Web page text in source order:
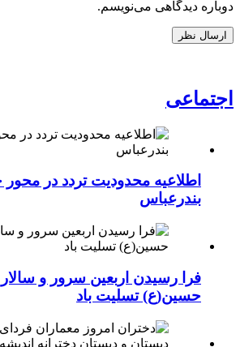
دوباره دیدگاهی می‌نویسم.
اجتماعی
اطلاعیه محدودیت تردد در محور
بندرعباس
فرا رسیدن اربعین سرور و
حسین(ع) تسلیت باد